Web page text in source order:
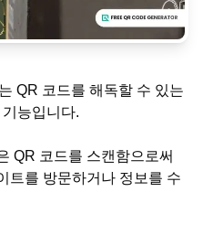
QR 코드를 해독할 수 있는
능입니다.
QR 코드를 스캔함으로써
트를 방문하거나 정보를 수